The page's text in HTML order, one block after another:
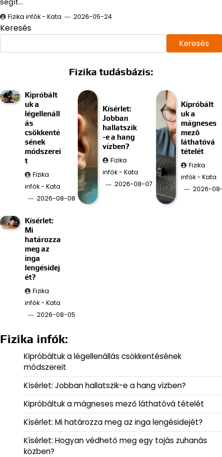
Fizika infók - Kata 2026-05-24
Keresés
Keresés
Fizika tudásbázis:
Kipróbált
uk a
légellenáll
ás
csökkenté
sének
módszerei
t
Fizika
infók - Kata
2026-08-08
Kísérlet:
Jobban
hallatszik
-e a hang
vízben?
Fizika
infók - Kata
2026-08-07
Kipróbált
uk a
mágneses
mező
láthatóvá
tételét
Fizika
infók - Kata
2026-
Kísérlet:
Mi
határozza
meg az
inga
lengésidej
ét?
Fizika
infók - Kata
2026-08-05
Fizika infók:
Kipróbáltuk a légellenállás csökkentésének
módszereit
Kísérlet: Jobban hallatszik-e a hang vízben?
Kipróbáltuk a mágneses mező láthatóvá tételét
Kísérlet: Mi határozza meg az inga lengésidejét?
Kísérlet: Hogyan védhető meg egy tojás zuhanás
közben?